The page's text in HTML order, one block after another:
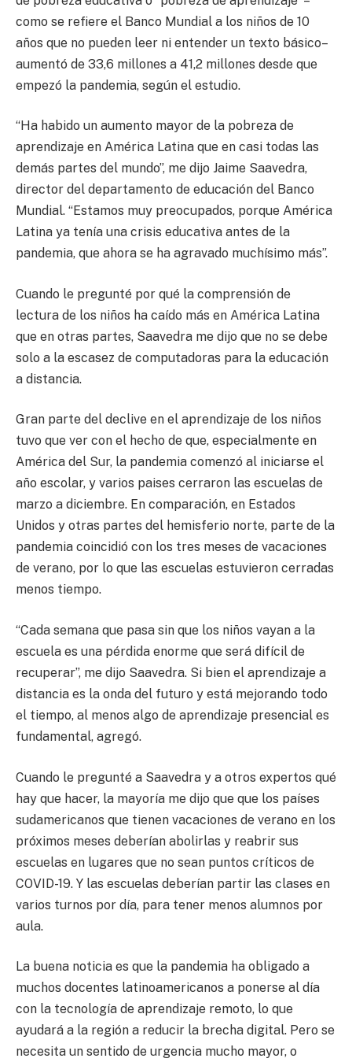
como se refiere el Banco Mundial a los niños de 10
años que no pueden leer ni entender un texto básico–
aumentó de 33,6 millones a 41,2 millones desde que
empezó la pandemia, según el estudio.
“Ha habido un aumento mayor de la pobreza de
aprendizaje en América Latina que en casi todas las
demás partes del mundo”, me dijo Jaime Saavedra,
director del departamento de educación del Banco
Mundial. “Estamos muy preocupados, porque América
Latina ya tenía una crisis educativa antes de la
pandemia, que ahora se ha agravado muchísimo más”.
Cuando le pregunté por qué la comprensión de
lectura de los niños ha caído más en América Latina
que en otras partes, Saavedra me dijo que no se debe
solo a la escasez de computadoras para la educación
a distancia.
Gran parte del declive en el aprendizaje de los niños
tuvo que ver con el hecho de que, especialmente en
América del Sur, la pandemia comenzó al iniciarse el
año escolar, y varios paises cerraron las escuelas de
marzo a diciembre. En comparación, en Estados
Unidos y otras partes del hemisferio norte, parte de la
pandemia coincidió con los tres meses de vacaciones
de verano, por lo que las escuelas estuvieron cerradas
menos tiempo.
“Cada semana que pasa sin que los niños vayan a la
escuela es una pérdida enorme que será difícil de
recuperar”, me dijo Saavedra. Si bien el aprendizaje a
distancia es la onda del futuro y está mejorando todo
el tiempo, al menos algo de aprendizaje presencial es
fundamental, agregó.
Cuando le pregunté a Saavedra y a otros expertos qué
hay que hacer, la mayoría me dijo que que los países
sudamericanos que tienen vacaciones de verano en los
próximos meses deberían abolirlas y reabrir sus
escuelas en lugares que no sean puntos críticos de
COVID-19. Y las escuelas deberían partir las clases en
varios turnos por día, para tener menos alumnos por
aula.
La buena noticia es que la pandemia ha obligado a
muchos docentes latinoamericanos a ponerse al día
con la tecnología de aprendizaje remoto, lo que
ayudará a la región a reducir la brecha digital. Pero se
necesita un sentido de urgencia mucho mayor, o